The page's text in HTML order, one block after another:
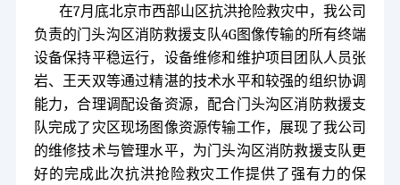
在7月底北京市西部山区抗洪抢险救灾中，我公司
负责的门头沟区消防救援支队4G图像传输的所有终端
设备保持平稳运行，设备维修和维护项目团队人员张
岩、王天双等通过精湛的技术水平和较强的组织协调
能力，合理调配设备资源，配合门头沟区消防救援支
队完成了灾区现场图像资源传输工作，展现了我公司
的维修技术与管理水平，为门头沟区消防救援支队更
好的完成此次抗洪抢险救灾工作提供了强有力的保